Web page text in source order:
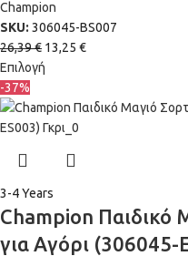
Champion
SKU: 306045-BS007
26,39€ 13,25 €
Επιλογή
-37%
3-4 Years
Champion Παιδικό
για Αγόρι (306045-